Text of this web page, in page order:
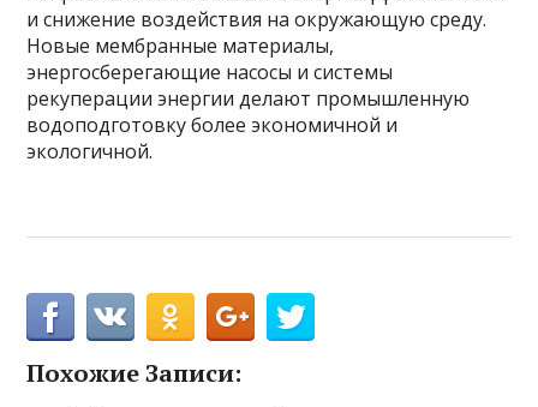
и снижение воздействия на окружающую среду.
Новые мембранные материалы,
энергосберегающие насосы и системы
рекуперации энергии делают промышленную
водоподготовку более экономичной и
экологичной.
Похожие Записи: